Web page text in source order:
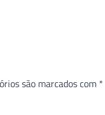
são marcados com *